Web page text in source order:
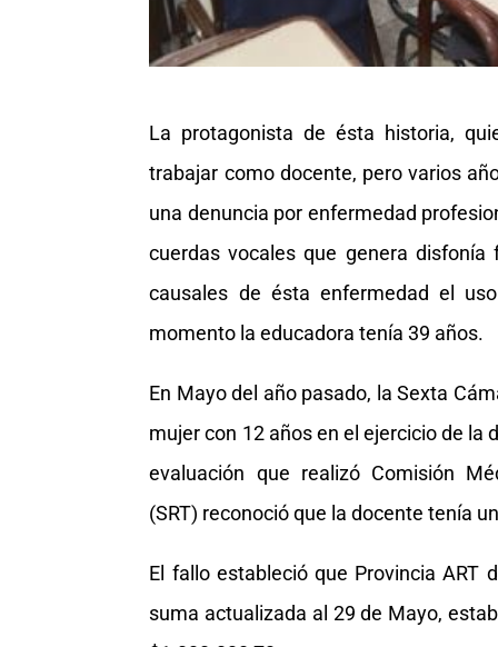
La protagonista de ésta historia,
trabajar como docente, pero varios
una denuncia por enfermedad
cuerdas vocales que genera
causales de ésta enfermedad el
momento la educadora tenía 39 años.
En Mayo del año pasado, la Sexta
mujer con 12 años en el ejercicio de la
evaluación que realizó Comisión
(SRT) reconoció que la docente tenía
El fallo estableció que Provincia ART
suma actualizada al 29 de Mayo,